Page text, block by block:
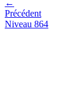
←
Précédent
Niveau 864